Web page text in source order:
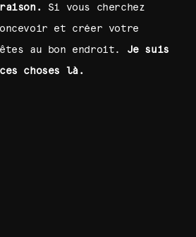
Si vous cherchez
et créer votre
au bon endroit. Je suis
choses là.